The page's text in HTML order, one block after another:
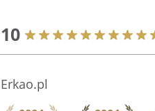
10
Erkao.pl